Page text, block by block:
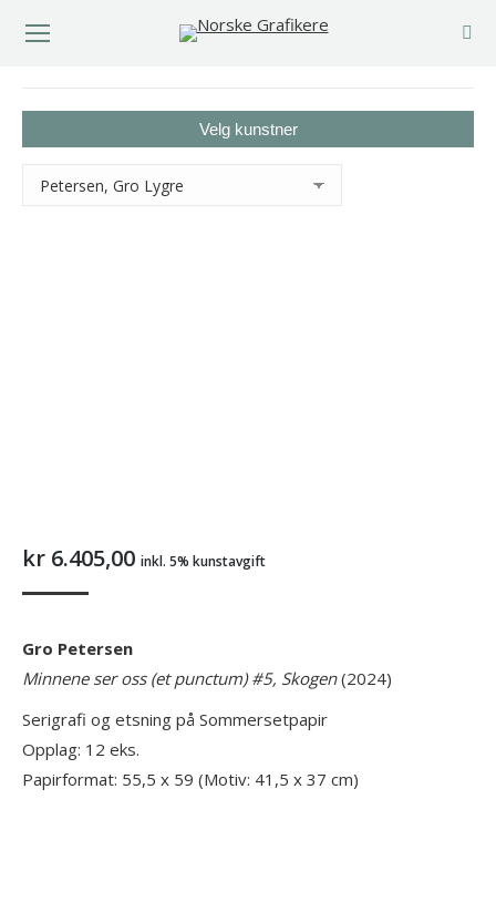
Velg kunstner
kr 6.405,00 inkl. 5% kunstavgift
Gro Petersen
Minnene ser oss (et punctum) #5, Skogen(2024)
Serigrafi og etsning på Sommersetpapir
Opplag: 12 eks.
Papirformat: 55,5 x 59 (Motiv: 41,5 x 37 cm)